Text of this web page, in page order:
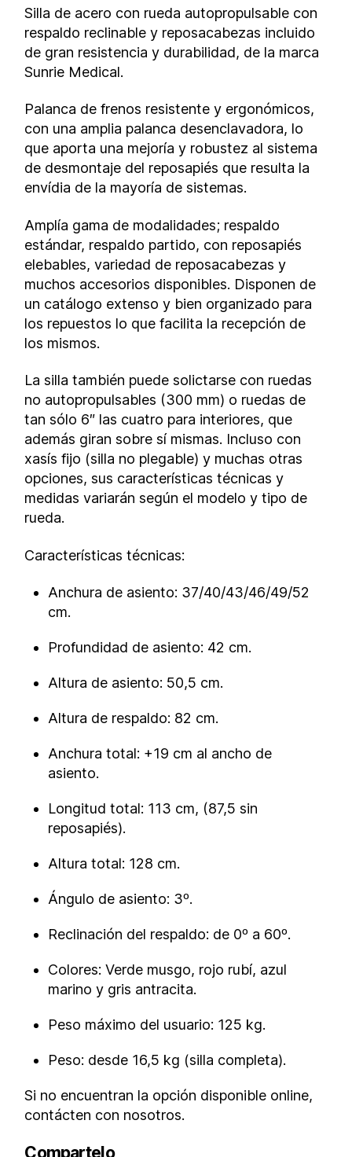
Silla de acero con rueda autopropulsable con
respaldo reclinable y reposacabezas incluido
de gran resistencia y durabilidad, de la marca
Sunrie Medical.
Palanca de frenos resistente y ergonómicos,
con una amplia palanca desenclavadora, lo
que aporta una mejoría y robustez al sistema
de desmontaje del reposapiés que resulta la
envídia de la mayoría de sistemas.
Amplía gama de modalidades; respaldo
estándar, respaldo partido, con reposapiés
elebables, variedad de reposacabezas y
muchos accesorios disponibles. Disponen de
un catálogo extenso y bien organizado para
los repuestos lo que facilita la recepción de
los mismos.
La silla también puede solictarse con ruedas
no autopropulsables (300 mm) o ruedas de
tan sólo 6″ las cuatro para interiores, que
además giran sobre sí mismas. Incluso con
xasís fijo (silla no plegable) y muchas otras
opciones, sus características técnicas y
medidas variarán según el modelo y tipo de
rueda.
Características técnicas:
Anchura de asiento: 37/40/43/46/49/52
cm.
Profundidad de asiento: 42 cm.
Altura de asiento: 50,5 cm.
Altura de respaldo: 82 cm.
Anchura total: +19 cm al ancho de
asiento.
Longitud total: 113 cm, (87,5 sin
reposapiés).
Altura total: 128 cm.
Ángulo de asiento: 3º.
Reclinación del respaldo: de 0º a 60º.
Colores: Verde musgo, rojo rubí, azul
marino y gris antracita.
Peso máximo del usuario: 125 kg.
Peso: desde 16,5 kg (silla completa).
Si no encuentran la opción disponible online,
contácten con nosotros.
Compartelo